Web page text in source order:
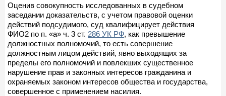
Оценив совокупность исследованных в судебном
заседании доказательств, с учетом правовой оценки
действий подсудимого, суд квалифицирует действия
ФИО2 по п. «а» ч. 3 ст. 286 УК РФ, как превышение
должностных полномочий, то есть совершение
должностным лицом действий, явно выходящих за
пределы его полномочий и повлекших существенное
нарушение прав и законных интересов гражданина и
охраняемых законом интересов общества и государства,
совершенное с применением насилия.